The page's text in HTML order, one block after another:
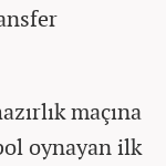
maçına
oynayan ilk